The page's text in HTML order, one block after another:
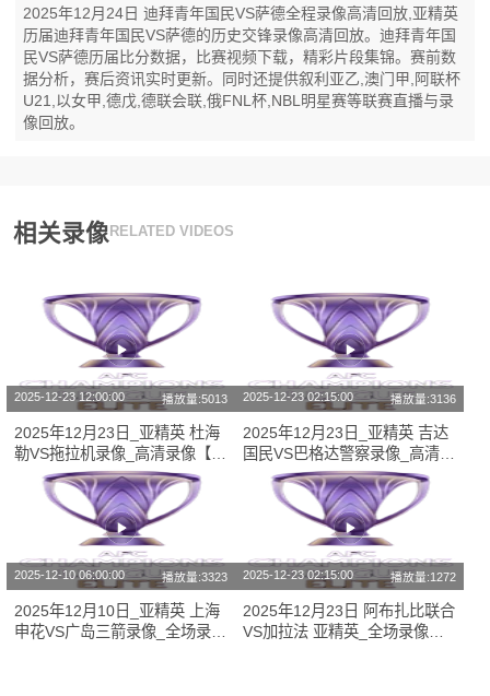
2025年12月24日 迪拜青年国民VS萨德全程录像高清回放,亚精英
历届迪拜青年国民VS萨德的历史交锋录像高清回放。迪拜青年国
民VS萨德历届比分数据，比赛视频下载，精彩片段集锦。赛前数
据分析，赛后资讯实时更新。同时还提供叙利亚乙,澳门甲,阿联杯
U21,以女甲,德戊,德联会联,俄FNL杯,NBL明星赛等联赛直播与录
像回放。
相关录像 RELATED VIDEOS
2025-12-23 12:00:00 播放量:5013
2025年12月23日_亚精英 杜海
勒VS拖拉机录像_高清录像【全
场回放】
2025-12-23 02:15:00 播放量:3136
2025年12月23日_亚精英 吉达
国民VS巴格达警察录像_高清录
像【全场回放】
2025-12-10 06:00:00 播放量:3323
2025年12月10日_亚精英 上海
申花VS广岛三箭录像_全场录像
2025-12-23 02:15:00 播放量:1272
2025年12月23日 阿布扎比联合
VS加拉法 亚精英_全场录像